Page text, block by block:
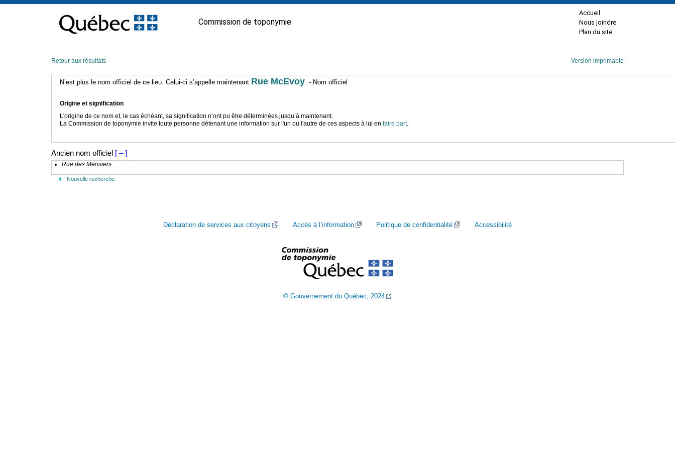
contenu
Commission de toponymie
Accueil
Nous joindre
Plan du site
Retour aux résultats Version imprimable
N’est plus le nom officiel de ce lieu. Celui-ci s’appelle maintenant Rue McEvoy - Nom officiel
Origine et signification
L'origine de ce nom et, le cas échéant, sa signification n’ont pu être déterminées jusqu’à maintenant.
La Commission de toponymie invite toute personne détenant une information sur l'un ou l'autre de ces aspects à lui en faire part.
Ancien nom officiel [ – ]
Rue des Merisiers
Nouvelle recherche
Déclaration de services aux citoyens Accès à l’information Politique de confidentialité Accessibilité
© Gouvernement du Québec, 2024